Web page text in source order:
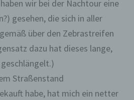
wir bei der Nachtour eine
gesehen, die sich in aller
über den Zebrastreifen
dazu hat dieses lange,
Straßenstand
habe, hat mich ein netter